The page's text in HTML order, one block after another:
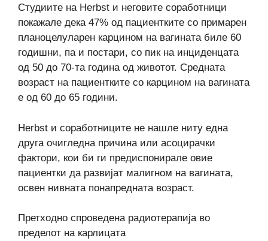
Студиите на Herbst и неговите соработници
покажале дека 47% од пациентките со примарен
планоцелуларен карцином на вагината биле 60
годишни, па и постари, со пик на инциденцата
од 50 до 70-та година од животот. Средната
возраст на пациентките со карцином на вагината
е од 60 до 65 години.
Herbst и соработниците не нашле ниту една
друга очигледна причина или асоцирачки
фактори, кои би ги предиспонирале овие
пациентки да развијат малигном на вагината,
освен нивната понапредната возраст.
Претходно спроведена радиотерапија во
пределот на карлицата